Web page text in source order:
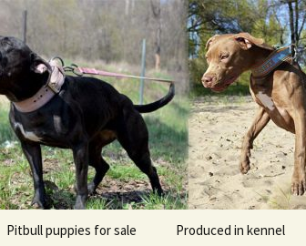
BULLS Europe. ADBA
Pitbull puppies for sale Produced in kennel